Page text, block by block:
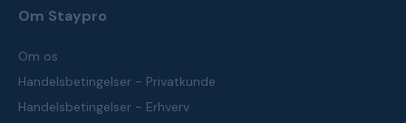
Om Staypro
Om os
Handelsbetingelser - Privatkunde
Handelsbetingelser - Erhverv